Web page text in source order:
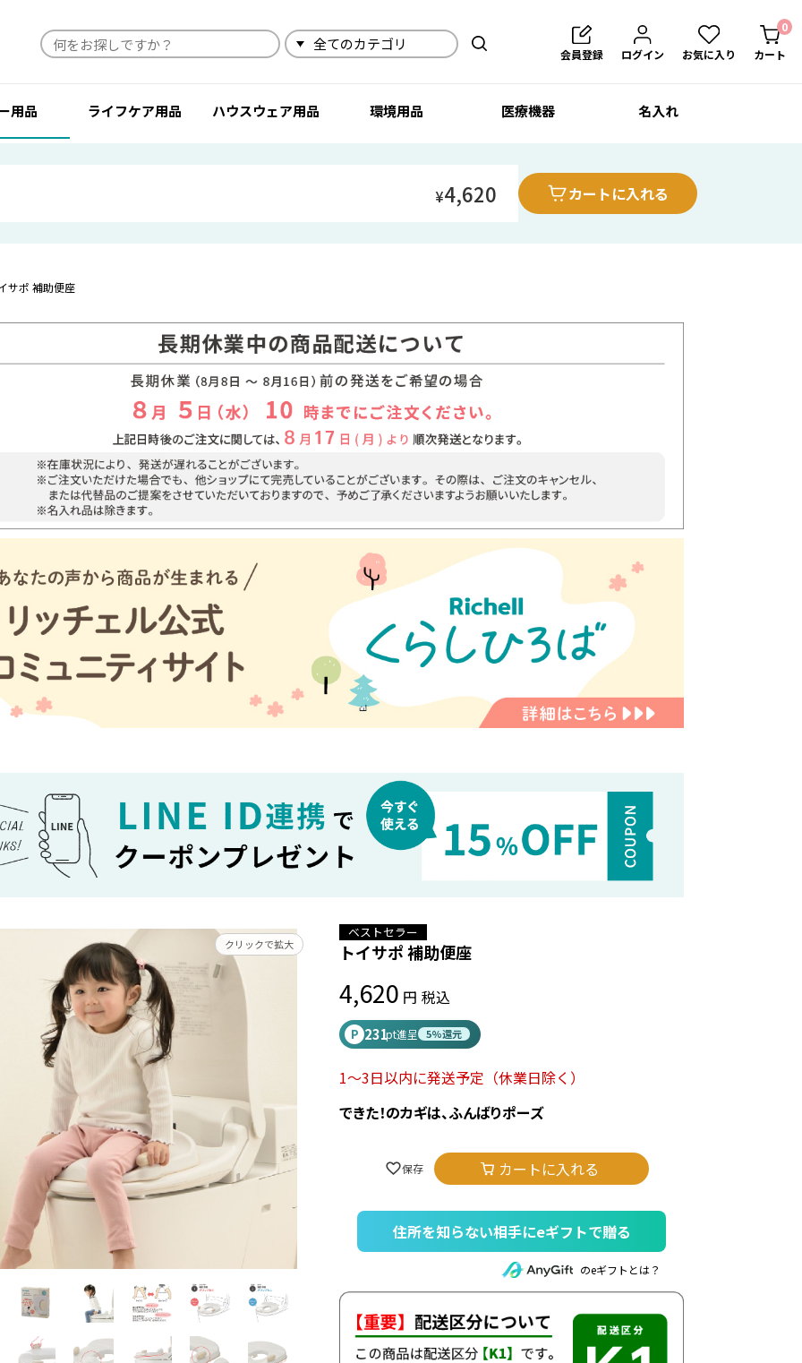
検索 会員登録 ログイン お気に入り カート
0
用品 ライフケア用品 ハウスウェア用品 環境用品 医療機器 名入れ
¥4,620 カートに入れる
サポ 補助便座
クリックで拡大
ベストセラー
トイサポ 補助便座
4,620 税込
P 231pt進呈 5%還元
1～3日以内に発送予定 （休業日除く）
できた！のカギは、ふんばりポーズ
カートに入れる
住所を知らない相手にeギフトで贈る
のeギフトとは？